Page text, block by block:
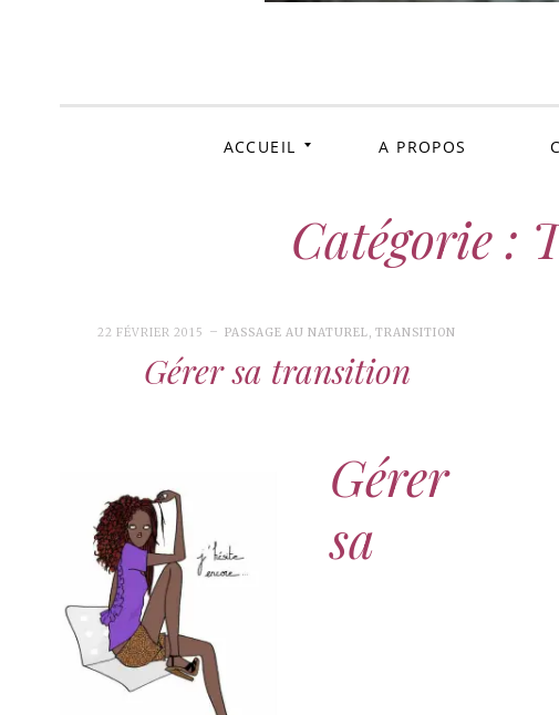
ACCUEIL A PROPOS
Catégorie :
22 FÉVRIER 2015 PASSAGE AU NATUREL,TRANSITION
Gérer sa transition
Gérer
sa